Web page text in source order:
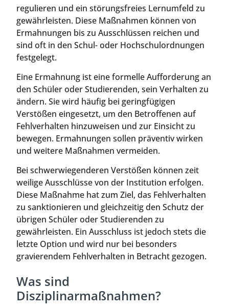
regulieren und ein störungsfreies Lernumfeld zu
gewährleisten. Diese Maßnahmen können von
Ermahnungen bis zu Ausschlüssen reichen und
sind oft in den Schul- oder Hochschulordnungen
festgelegt.
Eine Ermahnung ist eine formelle Aufforderung an
den Schüler oder Studierenden, sein Verhalten zu
ändern. Sie wird häufig bei geringfügigen
Verstößen eingesetzt, um den Betroffenen auf
Fehlverhalten hinzuweisen und zur Einsicht zu
bewegen. Ermahnungen sollen präventiv wirken
und weitere Maßnahmen vermeiden.
Bei schwerwiegenderen Verstößen können zeit
weilige Ausschlüsse von der Institution erfolgen.
Diese Maßnahme hat zum Ziel, das Fehlverhalten
zu sanktionieren und gleichzeitig den Schutz der
übrigen Schüler oder Studierenden zu
gewährleisten. Ein Ausschluss ist jedoch stets die
letzte Option und wird nur bei besonders
gravierendem Fehlverhalten in Betracht gezogen.
Was sind
Disziplinarmaßnahmen?